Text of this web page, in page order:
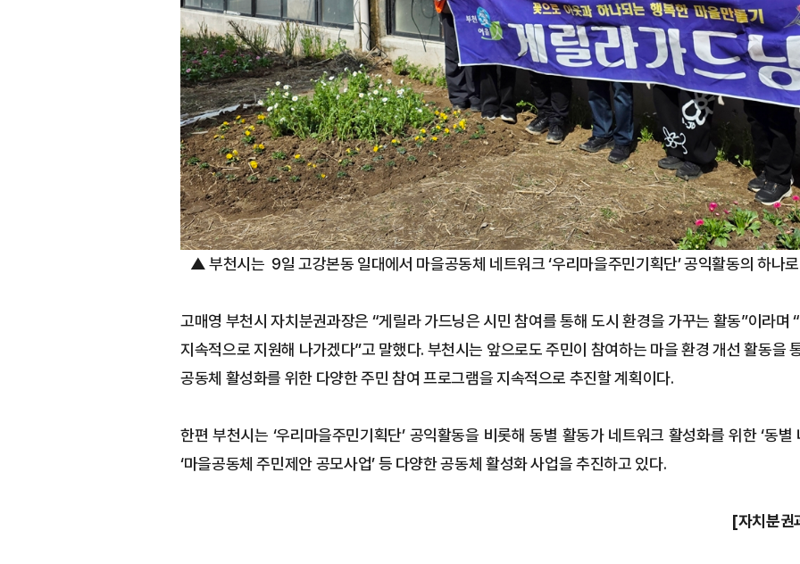
▲부천시는 9일 고강본동 일대에서 마을공동체 네트워크 ‘우리마을주민기획단’ 공익활동의 하나로
고매영 부천시 자치분권과장은 “게릴라 가드닝은 시민 참여를 통해 도시 환경을 가꾸는 활동”이라며
지속적으로 지원해 나가겠다”고 말했다. 부천시는 앞으로도 주민이 참여하는 마을 환경 개선 활동을
공동체 활성화를 위한 다양한 주민 참여 프로그램을 지속적으로 추진할 계획이다.
한편 부천시는 ‘우리마을주민기획단’ 공익활동을 비롯해 동별 활동가 네트워크 활성화를 위한 ‘동별
‘마을공동체 주민제안 공모사업’ 등 다양한 공동체 활성화 사업을 추진하고 있다.
[자치분